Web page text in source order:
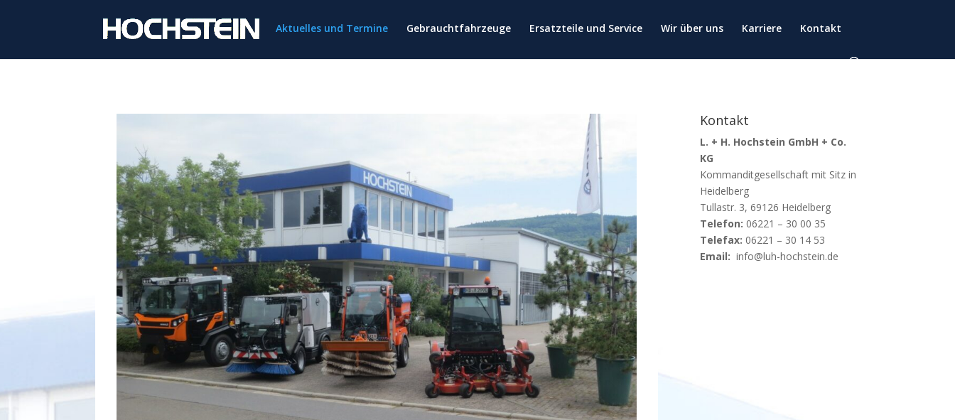
Aktuelles und Termine Gebrauchtfahrzeuge Ersatzteile und Service Wir über uns Karriere Kontakt
Kontakt
L. + H. Hochstein GmbH + Co.
KG
Kommanditgesellschaft mit Sitz in
Heidelberg
Tullastr. 3, 69126 Heidelberg
Telefon: 06221 – 30 00 35
Telefax: 06221 – 30 14 53
Email: info@luh-hochstein.de